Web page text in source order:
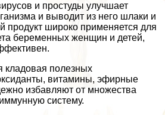
и простуды улучшает
и выводит из него шлаки и
продукт широко применяется для
беременных женщин и детей,
полезных
витамины, эфирные
избавляют от множества
систему.